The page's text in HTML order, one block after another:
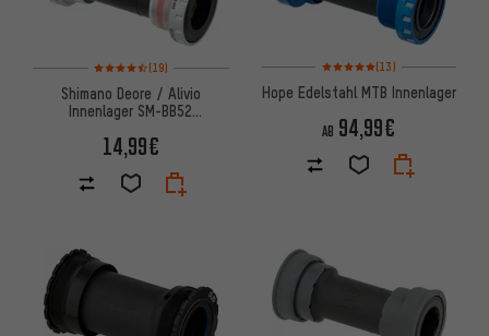
Bewertungen: 4,5 von 5 basierend auf 19 Bewertungen
(19)
Shimano Deore / Alivio
Innenlager SM-BB52
14,99€
Bewertungen: 5 von 5
(13)
Hope Edelstahl MTB Innenlager
AB 94,99€